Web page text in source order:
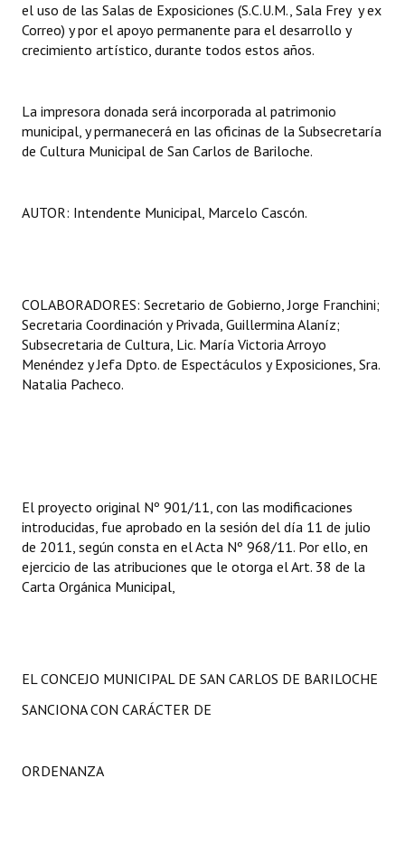
Actas de Sesión
Informes de Unidad Coordinadora
Actas de Audiencias Públicas
Comunicaciones
Resoluciones de Presidencia
INSTITUCIONAL
Datos Históricos
Premio al Mérito - Registro
Audiencias Públicas - Registro
Ciudadano Ilustre - Registro
Huéspedes de Honor - Registro
el uso de las Salas de Exposiciones (S.C.U.M., Sala Frey y ex
Correo) y por el apoyo permanente para el desarrollo y
crecimiento artístico, durante todos estos años.
La impresora donada será incorporada al patrimonio
municipal, y permanecerá en las oficinas de la Subsecretaría
de Cultura Municipal de San Carlos de Bariloche.
AUTOR: Intendente Municipal, Marcelo Cascón.
COLABORADORES: Secretario de Gobierno, Jorge Franchini;
Secretaria Coordinación y Privada, Guillermina Alaníz;
Subsecretaria de Cultura, Lic. María Victoria Arroyo
Menéndez y Jefa Dpto. de Espectáculos y Exposiciones, Sra.
Natalia Pacheco.
El proyecto original Nº 901/11, con las modificaciones
introducidas, fue aprobado en la sesión del día 11 de julio
de 2011, según consta en el Acta Nº 968/11. Por ello, en
ejercicio de las atribuciones que le otorga el Art. 38 de la
Carta Orgánica Municipal,
EL CONCEJO MUNICIPAL DE SAN CARLOS DE BARILOCHE
SANCIONA CON CARÁCTER DE
ORDENANZA